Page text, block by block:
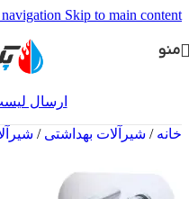
Skip to main content
منو
ارسال
خانه/ شیرآلات بهداشتی/